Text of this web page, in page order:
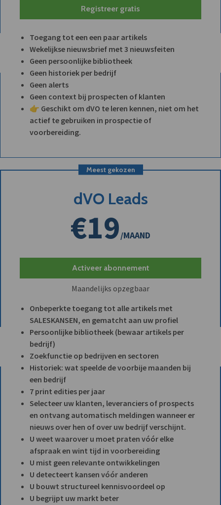
Registreer gratis
Toegang tot een een paar artikels
Wekelijkse nieuwsbrief met 3 nieuwsfeiten
Geen persoonlijke bibliotheek
Geen historiek per bedrijf
Geen alerts
Geen context bij prospecten of klanten
👉 Geschikt om dVO te leren kennen, niet om het
actief te gebruiken in prospectie of
voorbereiding.
Meest gekozen
dVO Leads
€19/MAAND
Activeer abonnement
Maandelijks opzegbaar
Onbeperkte toegang tot alle artikels met
SALESKANSEN, en gematcht aan uw profiel
Persoonlijke bibliotheek (bewaar artikels per
bedrijf)
Zoekfunctie op bedrijven en sectoren
Historiek: wat speelde de voorbije maanden bij
een bedrijf
7 print edities per jaar
Selecteer uw klanten, leveranciers of prospects
en ontvang automatisch meldingen wanneer er
nieuws over hen of over uw bedrijf verschijnt.
U weet waarover u moet praten vóór elke
afspraak en wint tijd in voorbereiding
U mist geen relevante ontwikkelingen
U detecteert kansen vóór anderen
U bouwt structureel kennisvoordeel op
U begrijpt uw markt beter